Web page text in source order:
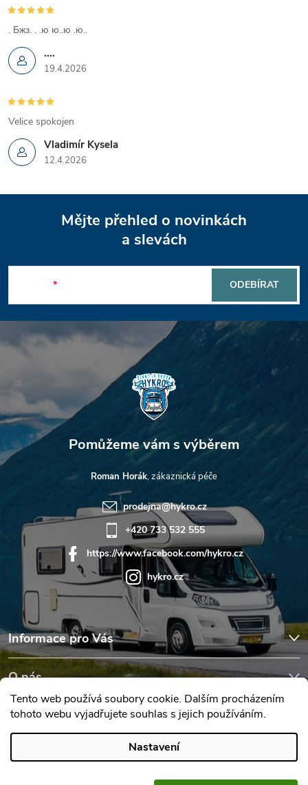
Tento web používá soubory cookie. Dalším procházením
tohoto webu vyjadřujete souhlas s jejich používáním.
Nastavení
p
i
s
u
....
19.4.2026
. Бжз. . .ю ю..ю .ю..
Vladimír Kysela
12.4.2026
Velice spokojen
p
a
t
í
Mějte přehled o novinkách
a slevách
ODEBÍRAT
Informace pro Vás
O nás
Hodnocení obchodu
Roman Horák
prodejna@hykro.cz
+420 733 532 555
https://www.facebook.com/hykro.cz
hykro.cz
Copyright 2026Karavany Hykro. Všechna práva vyhrazena.Upravit
nastavení cookies